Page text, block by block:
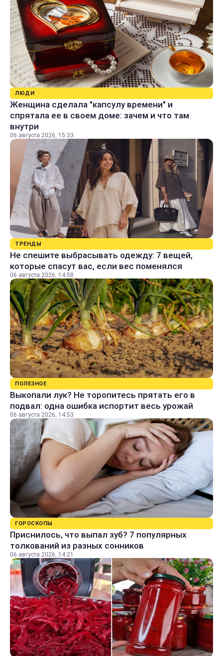
ЛЮДИ
Женщина сделала "капсулу времени" и
спрятала ее в своем доме: зачем и что там
внутри
06 августа 2026, 15:33
ТРЕНДЫ
Не спешите выбрасывать одежду: 7 вещей,
которые спасут вас, если вес поменялся
06 августа 2026, 14:58
ПОЛЕЗНОЕ
Выкопали лук? Не торопитесь прятать его в
подвал: одна ошибка испортит весь урожай
06 августа 2026, 14:53
ГОРОСКОПЫ
Приснилось, что выпал зуб? 7 популярных
толкований из разных сонников
06 августа 2026, 14:21